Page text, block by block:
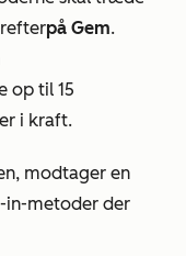
på Gem.
op til 15
i kraft.
modtager en
in-metoder der